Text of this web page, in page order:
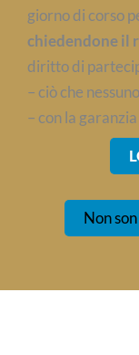
giorno di corso
chiedendone il
diritto di
– ciò che
– con la
Non